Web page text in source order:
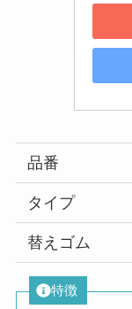
品番
タイプ
替えゴム
特徴